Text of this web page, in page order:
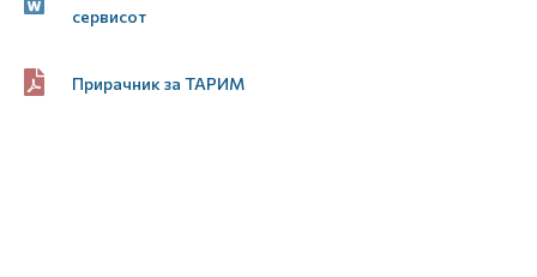
сервисот
Прирачник за ТАРИМ